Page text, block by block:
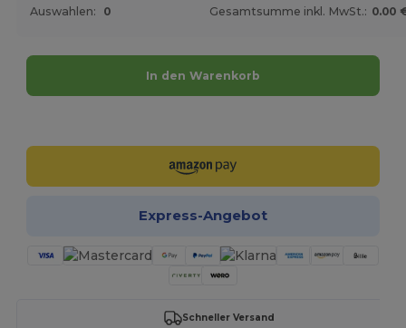
Auswahlen: 0 Gesamtsumme inkl. MwSt.: 0.00
In den Warenkorb
Express-Angebot
Schneller Versand